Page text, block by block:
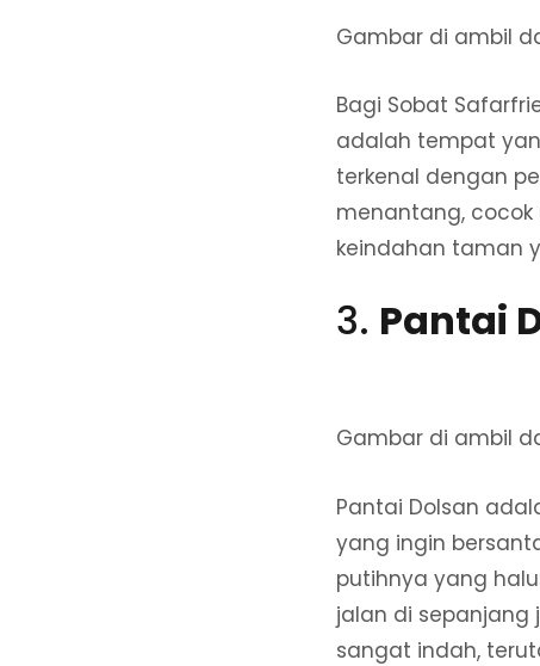
Gambar di ambil
Bagi Sobat
adalah tempat
terkenal dengan
menantang, cocok
keindahan taman
3. Pantai
Gambar di ambil
Pantai Dolsan
yang ingin
putihnya yang
jalan di sepanjang
sangat indah,